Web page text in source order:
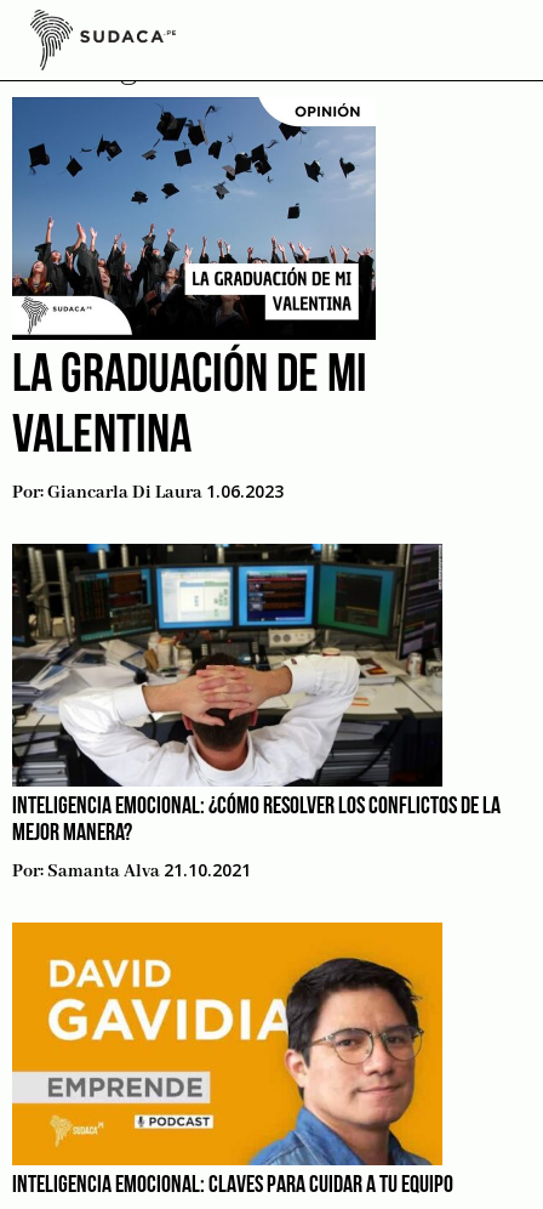
Skip
contentInteligencia Emocional
LA GRADUACIÓN DE MI
VALENTINA
Por:Giancarla Di Laura 1.06.2023
INTELIGENCIA EMOCIONAL: ¿CÓMO RESOLVER LOS CONFLICTOS DE LA
MEJOR MANERA?
Por:Samanta Alva 21.10.2021
INTELIGENCIA EMOCIONAL: CLAVES PARA CUIDAR A TU EQUIPO